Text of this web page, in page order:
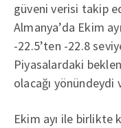
güveni verisi takip
Almanya’da Ekim
-22.5’ten -22.8
Piyasalardaki
olacağı yönündeydi
Ekim ayı ile birlikte